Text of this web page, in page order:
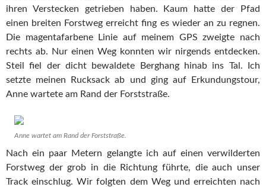
ihren Verstecken getrieben haben. Kaum hatte der Pfad
einen breiten Forstweg erreicht fing es wieder an zu regnen.
Die magentafarbene Linie auf meinem GPS zweigte nach
rechts ab. Nur einen Weg konnten wir nirgends entdecken.
Steil fiel der dicht bewaldete Berghang hinab ins Tal. Ich
setzte meinen Rucksack ab und ging auf Erkundungstour,
Anne wartete am Rand der Forststraße.
Anne wartet am Rand der Forststraße.
Nach ein paar Metern gelangte ich auf einen verwilderten
Forstweg der grob in die Richtung führte, die auch unser
Track einschlug. Wir folgten dem Weg und erreichten nach